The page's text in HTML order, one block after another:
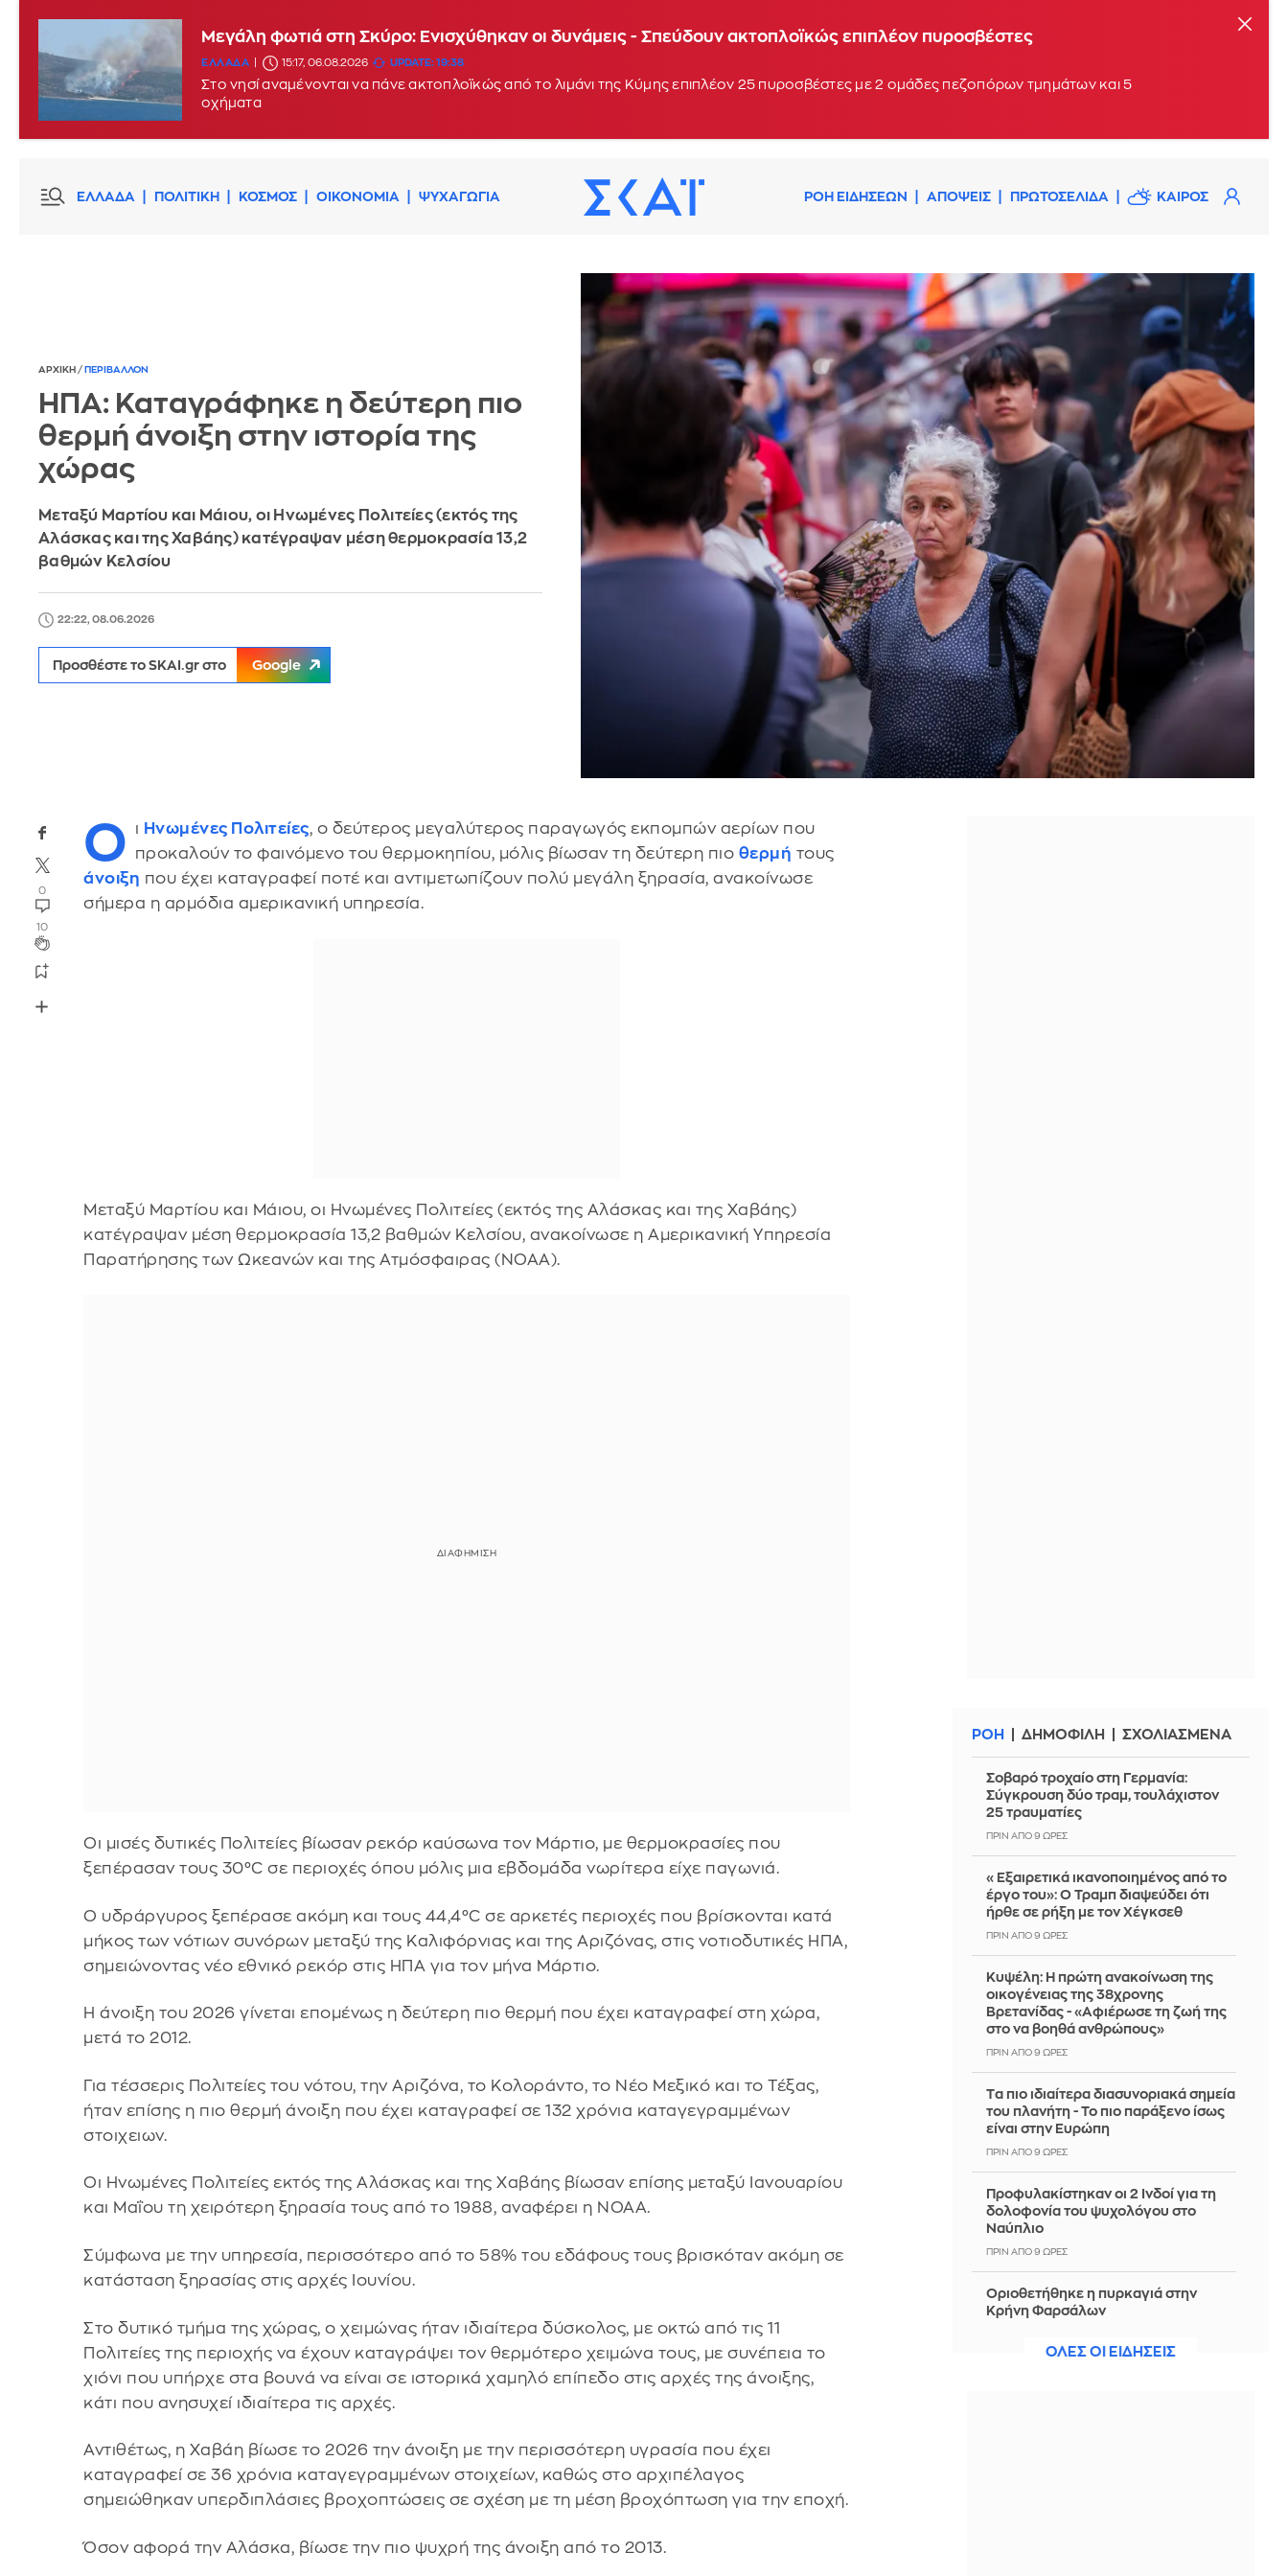
Μεγάλη φωτιά στη Σκύρο: Ενισχύθηκαν οι δυνάμεις - Σπεύδουν ακτοπλοϊκώς επιπλέον πυροσβέστες
ΕΛΛΑΔΑ 15:17, 06.08.2026 UPDATE: 19:38
Στο νησί αναμένονται να πάνε ακτοπλοϊκώς από το λιμάνι της Κύμης επιπλέον 25 πυροσβέστες με 2 ομάδες πεζοπόρων τμημάτων και 5
οχήματα
ΕΛΛΑΔΑ ΠΟΛΙΤΙΚΗ ΚΟΣΜΟΣ ΟΙΚΟΝΟΜΙΑ ΨΥΧΑΓΩΓΙΑ ΡΟΗ ΕΙΔΗΣΕΩΝ ΑΠΟΨΕΙΣ ΠΡΩΤΟΣΕΛΙΔΑ ΚΑΙΡΟΣ
ΑΡΧΙΚΗ / ΠΕΡΙΒΑΛΛΟΝ
ΗΠΑ: Καταγράφηκε η δεύτερη πιο
θερμή άνοιξη στην ιστορία της
χώρας
Μεταξύ Μαρτίου και Μάιου, οι Ηνωμένες Πολιτείες (εκτός της
Αλάσκας και της Χαβάης) κατέγραψαν μέση θερμοκρασία 13,2
βαθμών Κελσίου
22:22, 08.06.2026
Προσθέστε το SKAI.gr στο Google
0
10
Ο ι Ηνωμένες Πολιτείες, ο δεύτερος μεγαλύτερος παραγωγός εκπομπών αερίων που
προκαλούν το φαινόμενο του θερμοκηπίου, μόλις βίωσαν τη δεύτερη πιο θερμή τους
άνοιξη που έχει καταγραφεί ποτέ και αντιμετωπίζουν πολύ μεγάλη ξηρασία, ανακοίνωσε
σήμερα η αρμόδια αμερικανική υπηρεσία.
Μεταξύ Μαρτίου και Μάιου, οι Ηνωμένες Πολιτείες (εκτός της Αλάσκας και της Χαβάης)
κατέγραψαν μέση θερμοκρασία 13,2 βαθμών Κελσίου, ανακοίνωσε η Αμερικανική Υπηρεσία
Παρατήρησης των Ωκεανών και της Ατμόσφαιρας (NOAA).
Οι μισές δυτικές Πολιτείες βίωσαν ρεκόρ καύσωνα τον Μάρτιο, με θερμοκρασίες που
ξεπέρασαν τους 30°C σε περιοχές όπου μόλις μια εβδομάδα νωρίτερα είχε παγωνιά.
Ο υδράργυρος ξεπέρασε ακόμη και τους 44,4°C σε αρκετές περιοχές που βρίσκονται κατά
μήκος των νότιων συνόρων μεταξύ της Καλιφόρνιας και της Αριζόνας, στις νοτιοδυτικές ΗΠΑ,
σημειώνοντας νέο εθνικό ρεκόρ στις ΗΠΑ για τον μήνα Μάρτιο.
Η άνοιξη του 2026 γίνεται επομένως η δεύτερη πιο θερμή που έχει καταγραφεί στη χώρα,
μετά το 2012.
Για τέσσερις Πολιτείες του νότου, την Αριζόνα, το Κολοράντο, το Νέο Μεξικό και το Τέξας,
ήταν επίσης η πιο θερμή άνοιξη που έχει καταγραφεί σε 132 χρόνια καταγεγραμμένων
στοιχειων.
Οι Ηνωμένες Πολιτείες εκτός της Αλάσκας και της Χαβάης βίωσαν επίσης μεταξύ Ιανουαρίου
και Μαΐου τη χειρότερη ξηρασία τους από το 1988, αναφέρει η NOAA.
Σύμφωνα με την υπηρεσία, περισσότερο από το 58% του εδάφους τους βρισκόταν ακόμη σε
κατάσταση ξηρασίας στις αρχές Ιουνίου.
Στο δυτικό τμήμα της χώρας, ο χειμώνας ήταν ιδιαίτερα δύσκολος, με οκτώ από τις 11
Πολιτείες της περιοχής να έχουν καταγράψει τον θερμότερο χειμώνα τους, με συνέπεια το
χιόνι που υπήρχε στα βουνά να είναι σε ιστορικά χαμηλό επίπεδο στις αρχές της άνοιξης,
κάτι που ανησυχεί ιδιαίτερα τις αρχές.
Αντιθέτως, η Χαβάη βίωσε το 2026 την άνοιξη με την περισσότερη υγρασία που έχει
καταγραφεί σε 36 χρόνια καταγεγραμμένων στοιχείων, καθώς στο αρχιπέλαγος
σημειώθηκαν υπερδιπλάσιες βροχοπτώσεις σε σχέση με τη μέση βροχόπτωση για την εποχή.
Όσον αφορά την Αλάσκα, βίωσε την πιο ψυχρή της άνοιξη από το 2013.
ΡΟΗ ΔΗΜΟΦΙΛΗ ΣΧΟΛΙΑΣΜΕΝΑ
Σοβαρό τροχαίο στη Γερμανία:
Σύγκρουση δύο τραμ, τουλάχιστον
25 τραυματίες
ΠΡΙΝ ΑΠΌ 9 ΏΡΕΣ
«Εξαιρετικά ικανοποιημένος από το
έργο του»: Ο Τραμπ διαψεύδει ότι
ήρθε σε ρήξη με τον Χέγκσεθ
ΠΡΙΝ ΑΠΌ 9 ΏΡΕΣ
Κυψέλη: Η πρώτη ανακοίνωση της
οικογένειας της 38χρονης
Βρετανίδας - «Αφιέρωσε τη ζωή της
στο να βοηθά ανθρώπους»
ΠΡΙΝ ΑΠΌ 9 ΏΡΕΣ
Tα πιο ιδιαίτερα διασυνοριακά σημεία
του πλανήτη - Το πιο παράξενο ίσως
είναι στην Ευρώπη
ΠΡΙΝ ΑΠΌ 9 ΏΡΕΣ
Προφυλακίστηκαν οι 2 Ινδοί για τη
δολοφονία του ψυχολόγου στο
Ναύπλιο
ΠΡΙΝ ΑΠΌ 9 ΏΡΕΣ
Οριοθετήθηκε η πυρκαγιά στην
Κρήνη Φαρσάλων
ΟΛΕΣ ΟΙ ΕΙΔΗΣΕΙΣ